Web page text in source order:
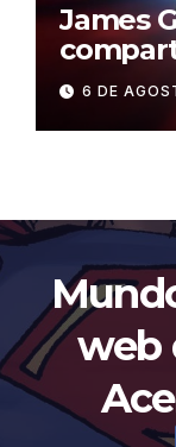
James
al traje
6 DE
web